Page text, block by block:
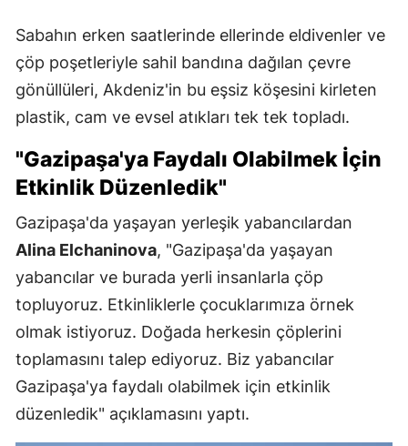
Sabahın erken saatlerinde ellerinde eldivenler ve
çöp poşetleriyle sahil bandına dağılan çevre
gönüllüleri, Akdeniz'in bu eşsiz köşesini kirleten
plastik, cam ve evsel atıkları tek tek topladı.
"Gazipaşa'ya Faydalı Olabilmek İçin
Etkinlik Düzenledik"
Gazipaşa'da yaşayan yerleşik yabancılardan
Alina Elchaninova, "Gazipaşa'da yaşayan
yabancılar ve burada yerli insanlarla çöp
topluyoruz. Etkinliklerle çocuklarımıza örnek
olmak istiyoruz. Doğada herkesin çöplerini
toplamasını talep ediyoruz. Biz yabancılar
Gazipaşa'ya faydalı olabilmek için etkinlik
düzenledik" açıklamasını yaptı.